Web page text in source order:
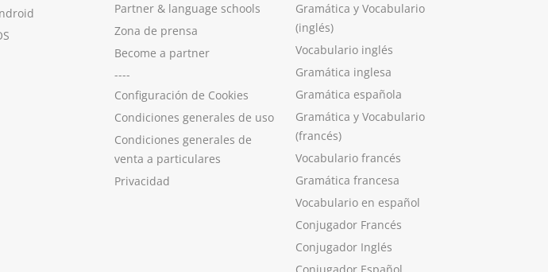
Partner & language schools
Zona de prensa
Become a partner
----
Configuración de Cookies
Condiciones generales de uso
Condiciones generales de
venta a particulares
Privacidad
Gramática y Vocabulario
(inglés)
Vocabulario inglés
Gramática inglesa
Gramática española
Gramática y Vocabulario
(francés)
Vocabulario francés
Gramática francesa
Vocabulario en español
Conjugador Francés
Conjugador Inglés